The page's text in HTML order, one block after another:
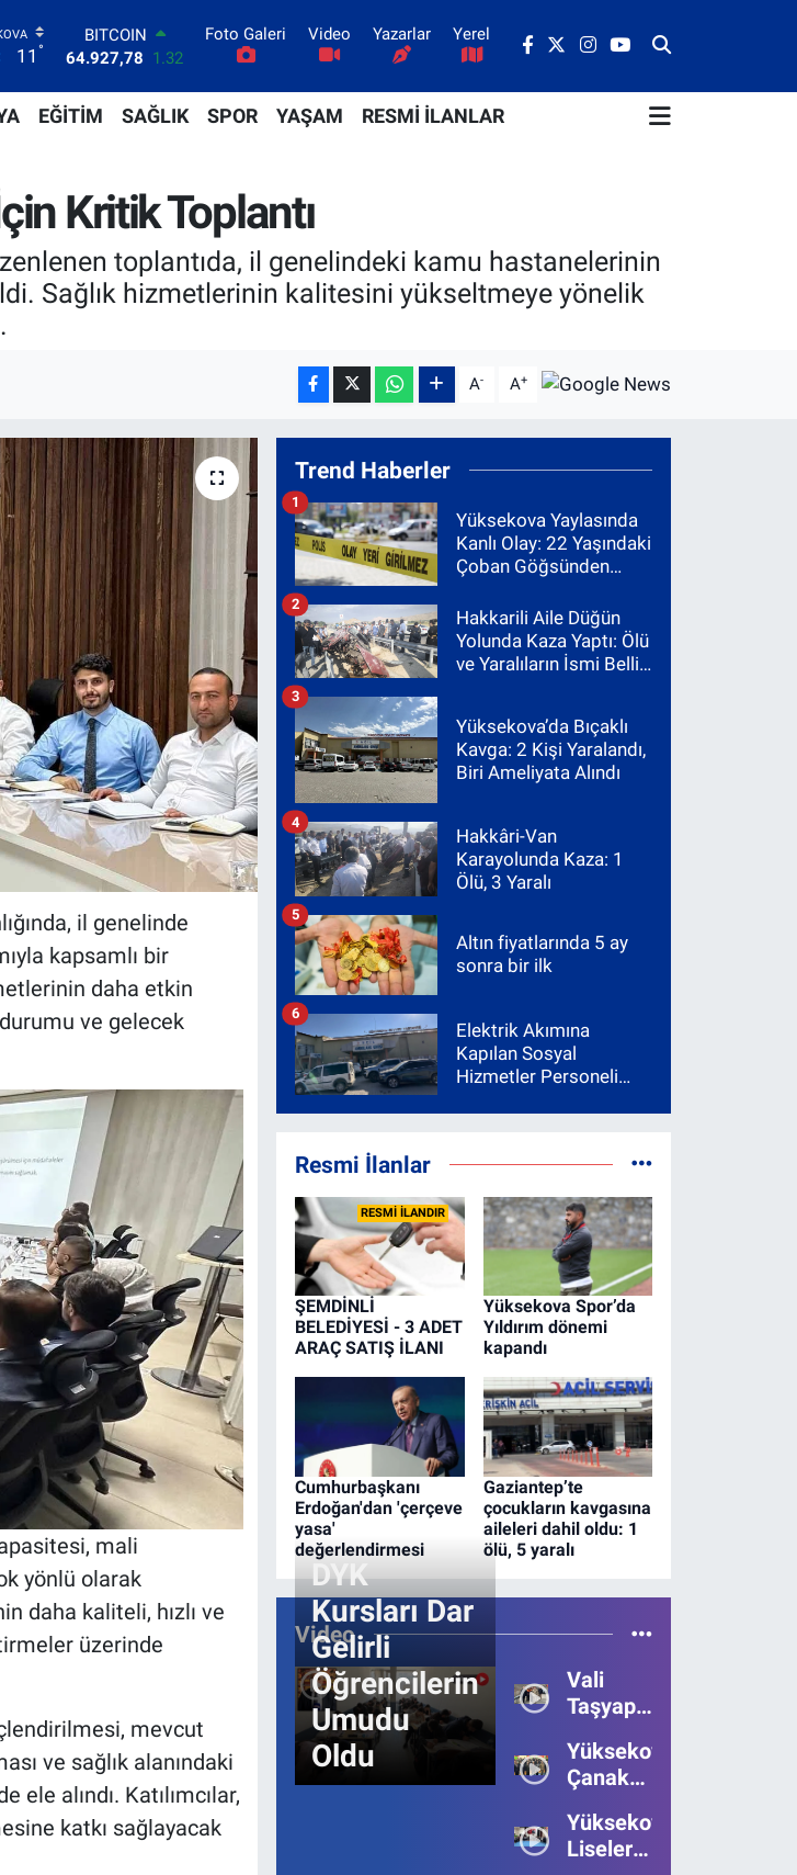
11 °
DOLAR
47,5894
0.08
55,0398
-0.02
STERLİN
6527.85 0.54
BİST100
BITCOIN
64.927,78 1.32
Foto Galeri Video Yazarlar Yerel
EĞİTİM SAĞLIK SPOR YAŞAM RESMİ İLANLAR
Kritik Toplantı
toplantıda, il genelindeki kamu hastanelerinin
Sağlık hizmetlerinin kalitesini yükseltmeye yönelik
A- A+
il genelinde
kapsamlı bir
daha etkin
ve gelecek
mali
yönlü olarak
daha kaliteli, hızlı ve
üzerinde
mevcut
ve sağlık alanındaki
alındı. Katılımcılar,
katkı sağlayacak
Trend Haberler
Yüksekova Yaylasında
Kanlı Olay: 22 Yaşındaki
Çoban Göğsünden
1
Hakkarili Aile Düğün
Yolunda Kaza Yaptı: Ölü
ve Yaralıların İsmi Belli
2
Yüksekova’da Bıçaklı
Kavga: 2 Kişi Yaralandı,
Biri Ameliyata Alındı
3
Hakkâri-Van
Karayolunda Kaza: 1
Ölü, 3 Yaralı
4
Altın fiyatlarında 5 ay
sonra bir ilk
5
Elektrik Akımına
Kapılan Sosyal
Hizmetler Personeli
6
Resmi İlanlar
RESMİ İLANDIR
ŞEMDİNLİ
BELEDİYESİ - 3 ADET
ARAÇ SATIŞ İLANI
Yüksekova Spor’da
Yıldırım dönemi
kapandı
Cumhurbaşkanı
Erdoğan'dan 'çerçeve
yasa'
değerlendirmesi
Gaziantep’te
çocukların kavgasına
aileleri dahil oldu: 1
ölü, 5 yaralı
Video
DYK
Kursları Dar
Gelirli
Öğrencilerin
Umudu
Oldu
Vali
Taşyapan,
Bölgesinde
İncelemelerde
Bulundu
Yüksekova’da
Çanakkale
111.Yılı
Kutlandı
Yüksekova’da
Liseler